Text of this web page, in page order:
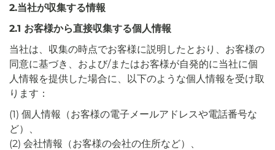
2.当社が収集する情報
2.1 お客様から直接収集する個人情報
当社は、収集の時点でお客様に説明したとおり、お客様の
同意に基づき、および/またはお客様が自発的に当社に個
人情報を提供した場合に、以下のような個人情報を受け取
ります：
(1) 個人情報（お客様の電子メールアドレスや電話番号な
ど）、
(2) 会社情報（お客様の会社の住所など）、